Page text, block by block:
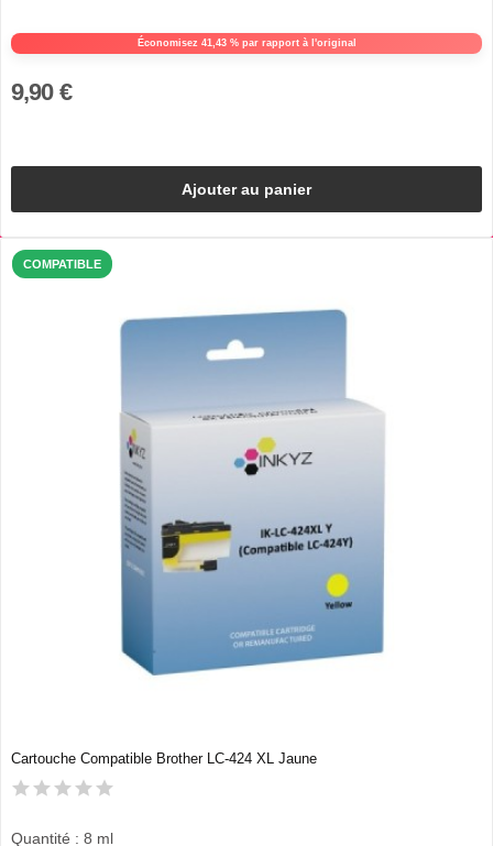
Économisez 41,43 % par rapport à l'original
9,90 €
Ajouter au panier
COMPATIBLE
Cartouche Compatible Brother LC-424 XL Jaune
Quantité : 8 ml